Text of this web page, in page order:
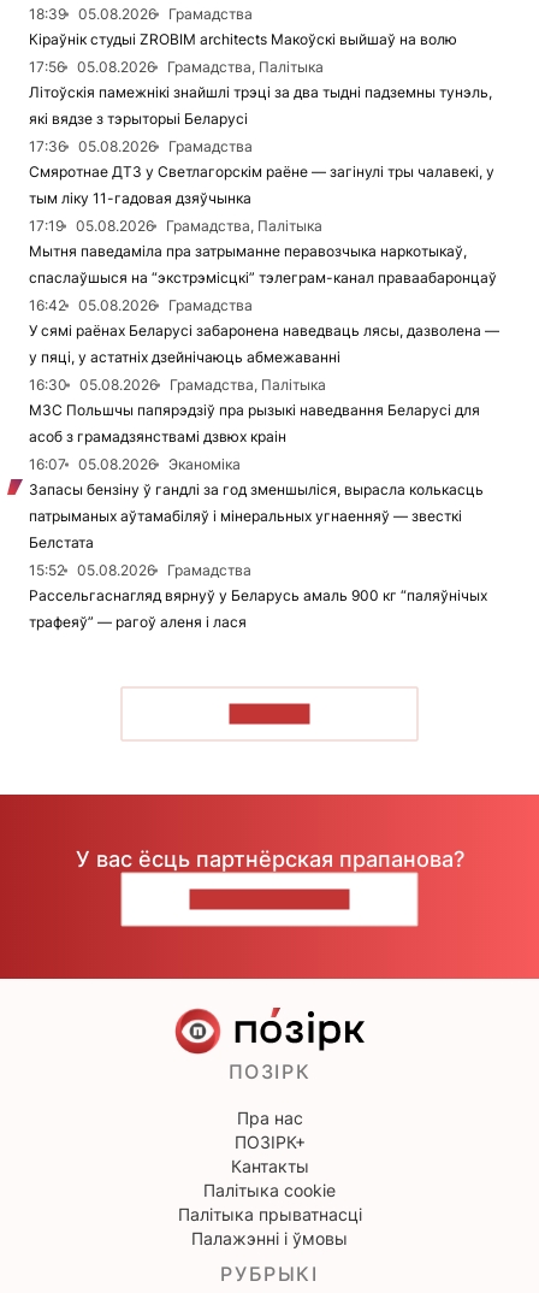
18:39
05.08.2026
Грамадства
Кіраўнік студыі ZROBIM architects Макоўскі выйшаў на волю
17:56
05.08.2026
Грамадства, Палітыка
Літоўскія памежнікі знайшлі трэці за два тыдні падземны тунэль,
які вядзе з тэрыторыі Беларусі
17:36
05.08.2026
Грамадства
Смяротнае ДТЗ у Светлагорскім раёне — загінулі тры чалавекі, у
тым ліку 11-гадовая дзяўчынка
17:19
05.08.2026
Грамадства, Палітыка
Мытня паведаміла пра затрыманне перавозчыка наркотыкаў,
спаслаўшыся на “экстрэмісцкі” тэлеграм-канал праваабаронцаў
16:42
05.08.2026
Грамадства
У сямі раёнах Беларусі забаронена наведваць лясы, дазволена —
у пяці, у астатніх дзейнічаюць абмежаванні
16:30
05.08.2026
Грамадства, Палітыка
МЗС Польшчы папярэдзіў пра рызыкі наведвання Беларусі для
асоб з грамадзянствамі дзвюх краін
16:07
05.08.2026
Эканоміка
Запасы бензіну ў гандлі за год зменшыліся, вырасла колькасць
патрыманых аўтамабіляў і мінеральных угнаенняў — звесткі
Белстата
15:52
05.08.2026
Грамадства
Рассельгаснагляд вярнуў у Беларусь амаль 900 кг “паляўнічых
трафеяў” — рагоў аленя і лася
У вас ёсць партнёрская прапанова?
ПОЗІРК
Пра нас
ПОЗІРК+
Кантакты
Палітыка cookie
Палітыка прыватнасці
Палажэнні і ўмовы
РУБРЫКІ